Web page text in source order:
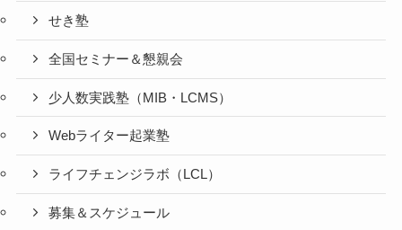
せき塾
全国セミナー＆懇親会
少人数実践塾（MIB・LCMS）
Webライター起業塾
ライフチェンジラボ（LCL）
募集＆スケジュール